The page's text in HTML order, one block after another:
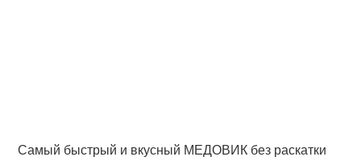
Самый быстрый и вкусный МЕДОВИК без раскатки